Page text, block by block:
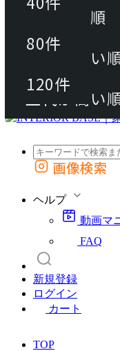
動画マニュア
FAQ
カート
外部サイトの商品を
画像検索
ヘルプ
動画マ
FAQ
新規登録
ログイン
カート
TOP
80件
120件
おすすめ順
上代が安い
上代が高い
80件
120件